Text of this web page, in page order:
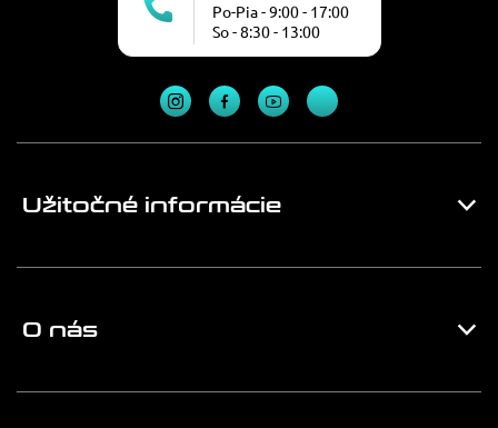
Po-Pia - 9:00 - 17:00
So - 8:30 - 13:00
Užitočné informácie
O nás